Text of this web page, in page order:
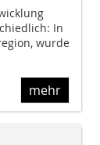
In
wurde
mehr